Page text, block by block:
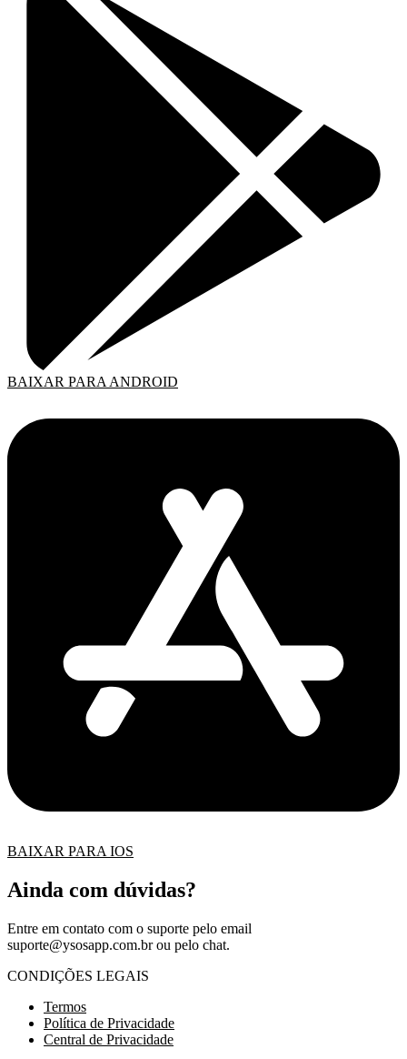
BAIXAR PARA ANDROID
BAIXAR PARA IOS
Ainda com dúvidas?
Entre em contato com o suporte pelo email
suporte@ysosapp.com.brou pelo chat.
CONDIÇÕES LEGAIS
Termos
Política de Privacidade
Central de Privacidade